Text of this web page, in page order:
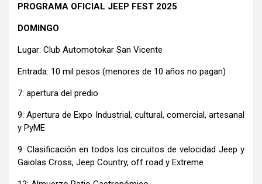
PROGRAMA OFICIAL JEEP FEST 2025
DOMINGO
Lugar: Club Automotokar San Vicente
Entrada: 10 mil pesos (menores de 10 años no pagan)
7: apertura del predio
9: Apertura de Expo Industrial, cultural, comercial, artesanal
y PyME
9: Clasificación en todos los circuitos de velocidad Jeep y
Gaiolas Cross, Jeep Country, off road y Extreme